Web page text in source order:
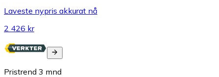
Laveste nypris akkurat nå
2 426 kr
Pristrend 3 mnd